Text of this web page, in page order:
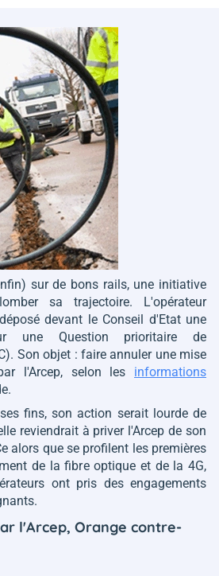
sur de bons rails, une initiative
sa trajectoire. L'opérateur
devant le Conseil d'Etat une
une Question prioritaire de
Son objet : faire annuler une mise
l'Arcep, selon les informations
fins, son action serait lourde de
reviendrait à priver l'Arcep de son
alors que se profilent les premières
de la fibre optique et de la 4G,
ont pris des engagements
l'Arcep, Orange contre-